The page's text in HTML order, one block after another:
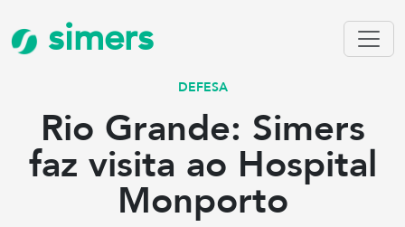
simers
DEFESA
Rio Grande: Simers
faz visita ao Hospital
Monporto